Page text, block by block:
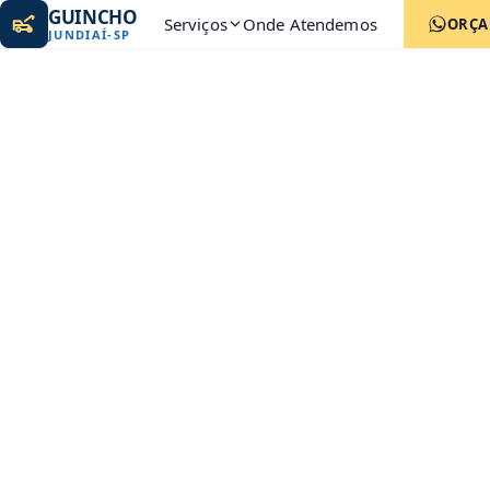
GUINCHO
JUNDIAÍ-SP Serviços Onde Atendemos